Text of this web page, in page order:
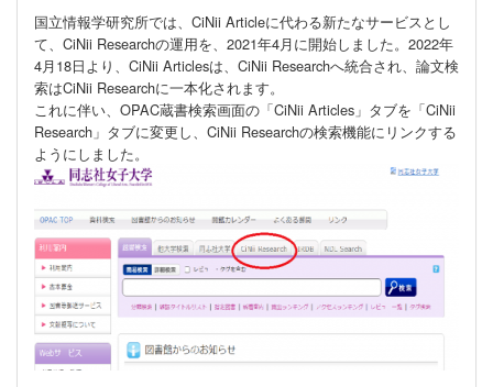
国立情報学研究所では、CiNii Articleに代わる新たなサービスとし
て、CiNii Researchの運用を、2021年4月に開始しました。2022年
4月18日より、CiNii Articlesは、CiNii Researchへ統合され、論文検
索はCiNii Researchに一本化されます。
これに伴い、OPAC蔵書検索画面の「CiNii Articles」タブを「CiNii
Research」タブに変更し、CiNii Researchの検索機能にリンクする
ようにしました。